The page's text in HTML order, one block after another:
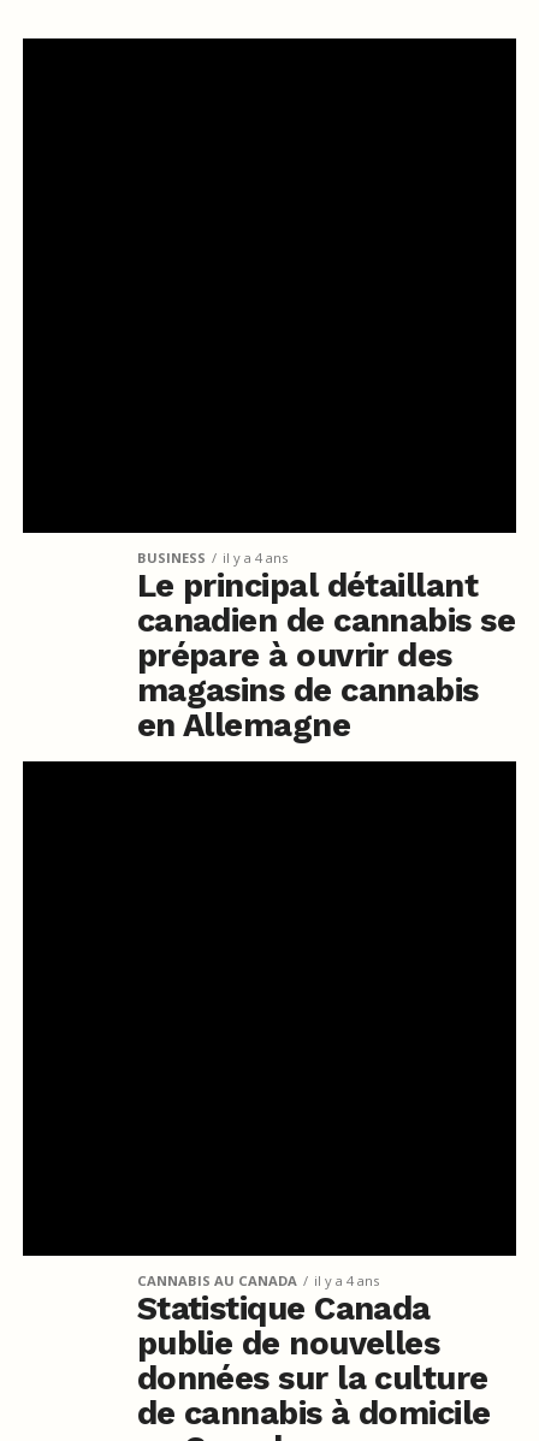
BUSINESS il y a 4 ans
Le principal détaillant
canadien de cannabis se
prépare à ouvrir des
magasins de cannabis
en Allemagne
CANNABIS AU CANADA il y a 4 ans
Statistique Canada
publie de nouvelles
données sur la culture
de cannabis à domicile